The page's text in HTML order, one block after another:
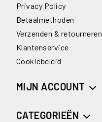
Privacy Policy
Betaalmethoden
Verzenden & retourneren
Klantenservice
Cookiebeleid
MIJN ACCOUNT
CATEGORIEËN